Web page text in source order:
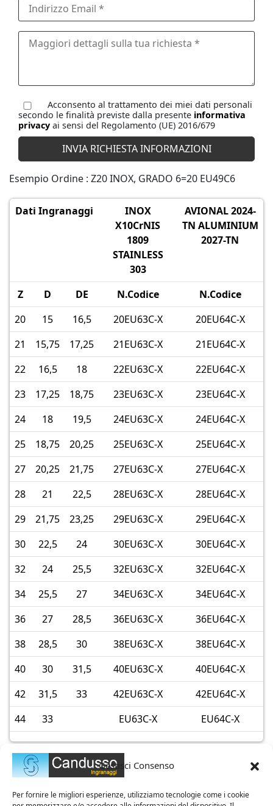
Gestisci Consenso
Per fornire le migliori esperienze, utilizziamo tecnologie come i cookie
Acconsento al trattamento dei miei dati personali
secondo le finalità previste dalla presente informativa
privacy ai sensi del Regolamento (UE) 2016/679
Esempio Ordine : Z20 INOX, GRADO 6=20 EU49C6
Dati Ingranaggi
INOX
X10CrNIS
1809
STAINLESS
303
AVIONAL 2024-
TN ALUMINIUM
2027-TN
Z D DE N.Codice
N.Codice
20
15 16,5 20EU63C-X
20EU64C-X
21
15,75 17,25 21EU63C-X
21EU64C-X
22
16,5 18 22EU63C-X
22EU64C-X
23
17,25 18,75 23EU63C-X
23EU64C-X
24
18 19,5 24EU63C-X
24EU64C-X
25
18,75 20,25 25EU63C-X
25EU64C-X
27
20,25 21,75 27EU63C-X
27EU64C-X
28
21 22,5 28EU63C-X
28EU64C-X
29
21,75 23,25 29EU63C-X
29EU64C-X
30
22,5 24 30EU63C-X
30EU64C-X
32
24 25,5 32EU63C-X
32EU64C-X
34
25,5 27 34EU63C-X
34EU64C-X
36
27 28,5 36EU63C-X
36EU64C-X
38
28,5 30 38EU63C-X
38EU64C-X
40
30 31,5 40EU63C-X
40EU64C-X
42
31,5 33 42EU63C-X
42EU64C-X
44
33 EU63C-X EU64C-X